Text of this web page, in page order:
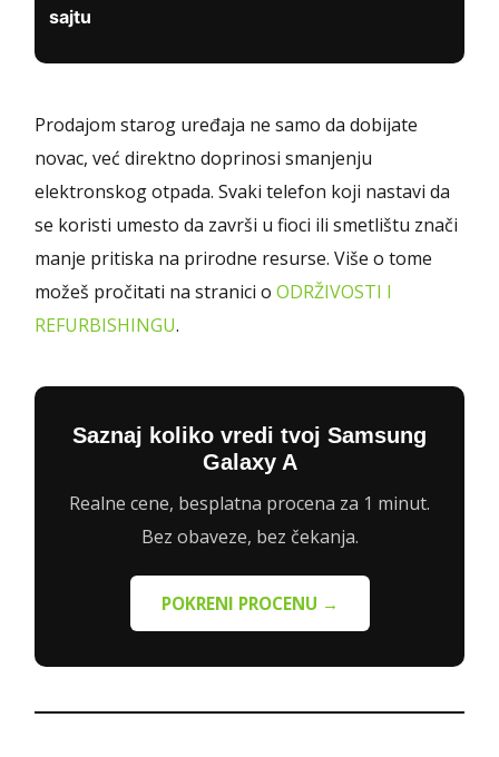
sajtu
Prodajom starog uređaja ne samo da dobijate
novac, već direktno doprinosi smanjenju
elektronskog otpada. Svaki telefon koji nastavi da
se koristi umesto da završi u fioci ili smetlištu znači
manje pritiska na prirodne resurse. Više o tome
možeš pročitati na stranici o ODRŽIVOSTI I
REFURBISHINGU.
Saznaj koliko vredi tvoj Samsung
Galaxy A
Realne cene, besplatna procena za 1 minut.
Bez obaveze, bez čekanja.
POKRENI PROCENU →